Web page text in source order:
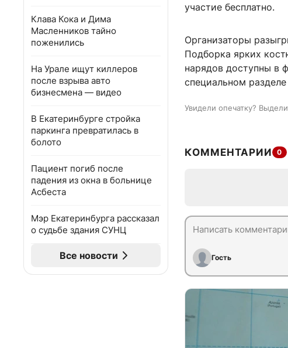
Клава Кока и Дима
Масленников тайно
поженились
На Урале ищут киллеров
после взрыва авто
бизнесмена — видео
В Екатеринбурге стройка
паркинга превратилась в
болото
Пациент погиб после
падения из окна в больнице
Асбеста
Мэр Екатеринбурга рассказал
о судьбе здания СУНЦ
Все новости
участие бесплатно.
Организаторы
Подборка ярких
нарядов доступны в
специальном разделе
Увидели опечатку?
КОММЕНТАРИИ 0
Гость